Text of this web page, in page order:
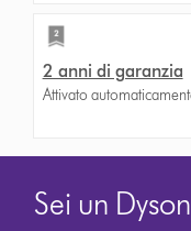
2 anni di garanzia
Attivato
Sei un